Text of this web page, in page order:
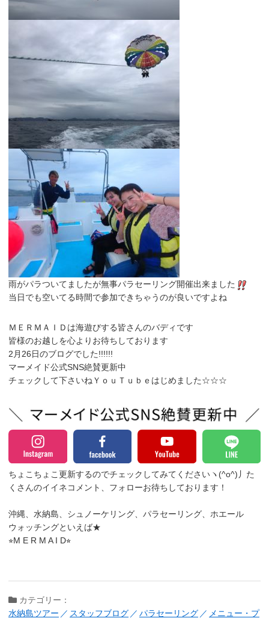
雨がパラついてましたが無事パラセーリング開催出来ました
当日でも空いてる時間で参加できちゃうのが良いですよね
ＭＥＲＭＡＩＤは海遊びする皆さんのバディです
皆様のお越しを心よりお待ちしております
2月26日のブログでした!!!!!!
マーメイド公式SNS絶賛更新中
チェックして下さいねＹｏｕＴｕｂｅはじめました☆☆☆
ちょこちょこ更新するのでチェックしてみてくださいヽ(^o^)丿 た
くさんのイイネコメント、フォローお待ちしております！
沖縄、水納島、シュノーケリング、パラセーリング、ホエール
ウォッチングといえば★
⭐︎M E R M A I D⭐︎
カテゴリー：
水納島ツアー
スタッフブログ パラセーリング メニュー・プ